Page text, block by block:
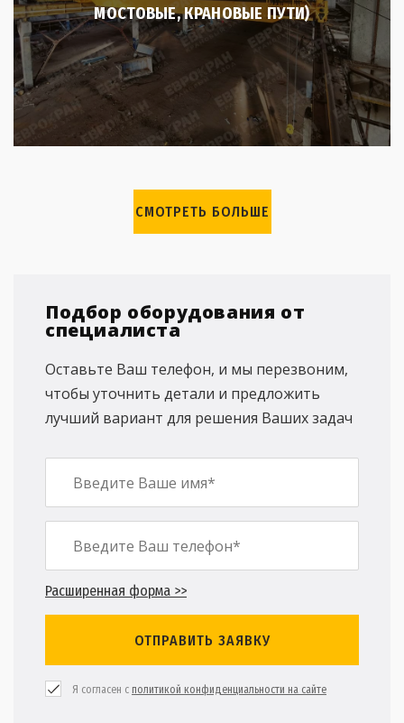
МОСТОВЫЕ, КРАНОВЫЕ ПУТИ)
СМОТРЕТЬ БОЛЬШЕ
Подбор оборудования от
специалиста
Оставьте Ваш телефон, и мы перезвоним,
чтобы уточнить детали и предложить
лучший вариант для решения Ваших задач
Расширенная форма >>
ОТПРАВИТЬ ЗАЯВКУ
Я согласен с политикой конфиденциальности на сайте